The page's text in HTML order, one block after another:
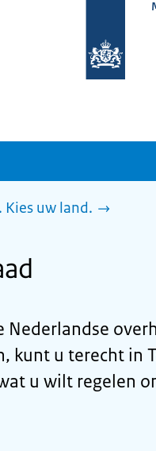
homepage
uw land.
Nederlandse
kunt u terecht in
u wilt regelen